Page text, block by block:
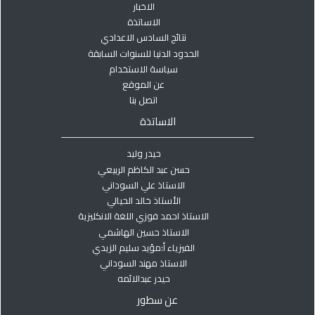
الاخبار
الاساتذة
نتائج السادس الاعدادي
الحدود الدنيا للسنوات السابقة
سياسة الاستخدام
عن الموقع
اتصل بنا
الاساتذة
حيدر وليد
حسن عبد الكاظم الربيعي
الاستاذ علي السوداني
الأستاذ خالد الحيالي
الاستاذ احمد فوزي اللغة الانكليزية
الاستاذ حسين الهاشمي
الفيزياء أ:مؤيد سليم الزيدي
الاستاذ مهند السوداني
حيدر عبدالائمه
عن سطور